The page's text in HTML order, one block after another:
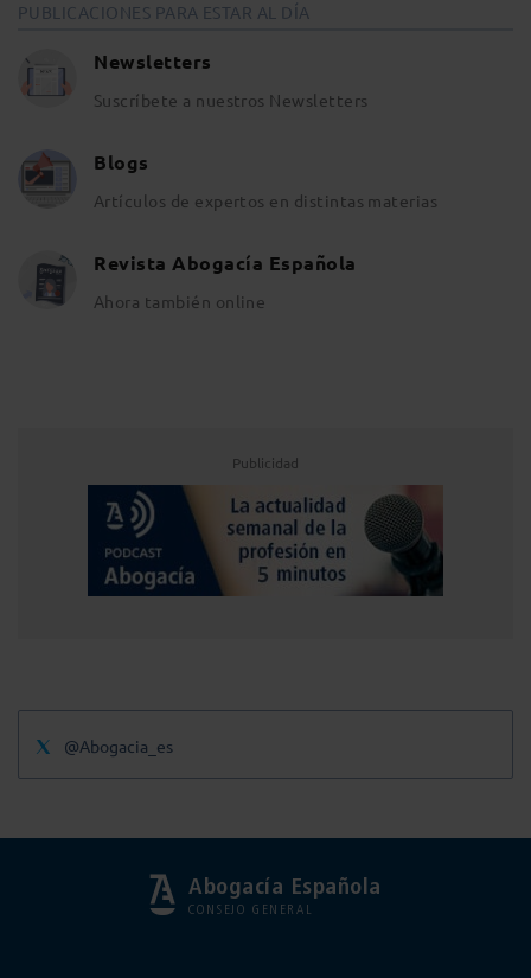
PUBLICACIONES PARA ESTAR AL DÍA
Newsletters
Suscríbete a nuestros Newsletters
Blogs
Artículos de expertos en distintas materias
Revista Abogacía Española
Ahora también online
Publicidad
@Abogacia_es
Abogacía Española
CONSEJO GENERAL